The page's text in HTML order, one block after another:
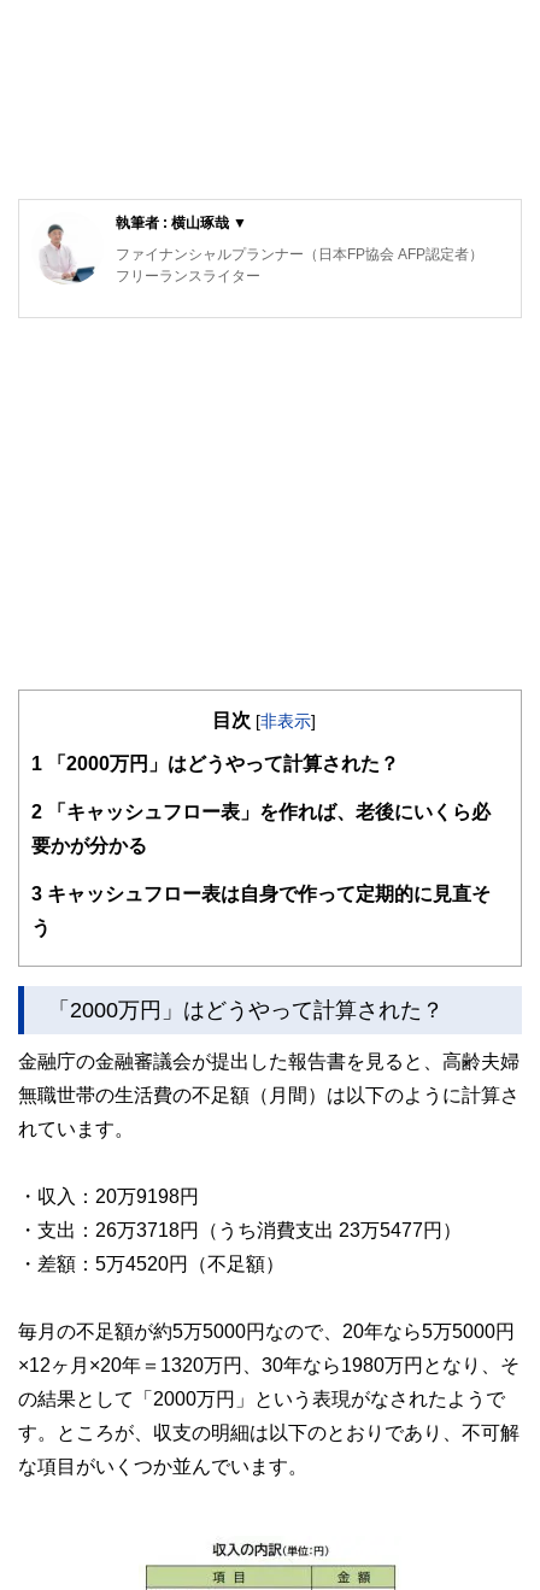
執筆者 : 横山琢哉 ▼
ファイナンシャルプランナー（日本FP協会 AFP認定者）
フリーランスライター
保険を得意ジャンルとするFP・フリーライター。
目次 [非表示]
1 「2000万円」はどうやって計算された？
2 「キャッシュフロー表」を作れば、老後にいくら必
要かが分かる
3 キャッシュフロー表は自身で作って定期的に見直そ
う
「2000万円」はどうやって計算された？
金融庁の金融審議会が提出した報告書を見ると、高齢夫婦
無職世帯の生活費の不足額（月間）は以下のように計算さ
れています。
・収入：20万9198円
・支出：26万3718円（うち消費支出 23万5477円）
・差額：5万4520円（不足額）
毎月の不足額が約5万5000円なので、20年なら5万5000円
×12ヶ月×20年＝1320万円、30年なら1980万円となり、そ
の結果として「2000万円」という表現がなされたようで
す。ところが、収支の明細は以下のとおりであり、不可解
な項目がいくつか並んでいます。